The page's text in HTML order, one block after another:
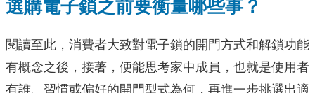
選購電子鎖之前要衡量哪些事？
閱讀至此，消費者大致對電子鎖的開門方式和解鎖功能
有概念之後，接著，便能思考家中成員，也就是使用者
有誰、習慣或偏好的開門型式為何，再進一步挑選出適